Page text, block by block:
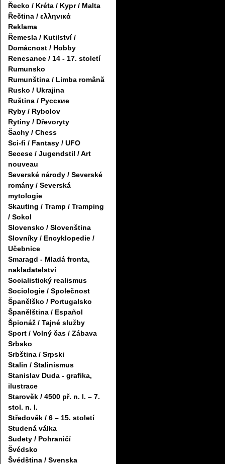
Řecko / Kréta / Kypr / Malta
Řečtina / ελληνικά
Reklama
Řemesla / Kutilství /
Domácnost / Hobby
Renesance / 14 - 17. století
Rumunsko
Rumunština / Limba română
Rusko / Ukrajina
Ruština / Русские
Ryby / Rybolov
Rytiny / Dřevoryty
Šachy / Chess
Sci-fi / Fantasy / UFO
Secese / Jugendstil / Art
nouveau
Severské národy / Severské
romány / Severská
mytologie
Skauting / Tramp / Tramping
/ Sokol
Slovensko / Slovenština
Slovníky / Encyklopedie /
Učebnice
Smaragd - Mladá fronta,
nakladatelství
Socialistický realismus
Sociologie / Společnost
Španělško / Portugalsko
Španělština / Español
Špionáž / Tajné služby
Sport / Volný čas / Zábava
Srbsko
Srbština / Srpski
Stalin / Stalinismus
Stanislav Duda - grafika,
ilustrace
Starověk / 4500 př. n. l. – 7.
stol. n. l.
Středověk / 6 – 15. století
Studená válka
Sudety / Pohraničí
Švédsko
Švédština / Svenska